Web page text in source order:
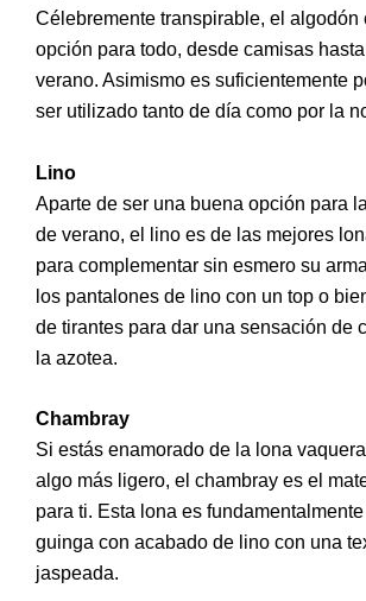
Célebremente transpirable, el algodón
opción para todo, desde camisas
verano. Asimismo es suficientemente
ser utilizado tanto de día como por la
Lino
Aparte de ser una buena opción para
de verano, el lino es de las mejores
para complementar sin esmero su
los pantalones de lino con un top o
de tirantes para dar una sensación de
la azotea.
Chambray
Si estás enamorado de la lona
algo más ligero, el chambray es el
para ti. Esta lona es
guinga con acabado de lino con una
jaspeada.